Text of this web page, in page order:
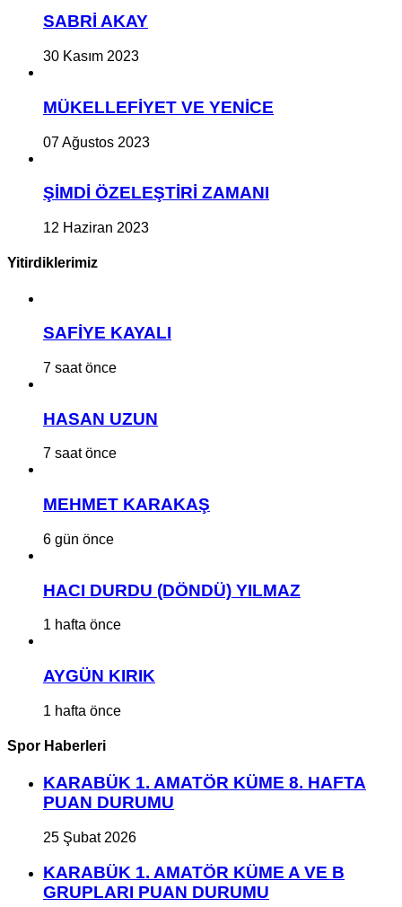
SABRİ AKAY
30 Kasım 2023
MÜKELLEFİYET VE YENİCE
07 Ağustos 2023
ŞİMDİ ÖZELEŞTİRİ ZAMANI
12 Haziran 2023
Yitirdiklerimiz
SAFİYE KAYALI
7 saat önce
HASAN UZUN
7 saat önce
MEHMET KARAKAŞ
6 gün önce
HACI DURDU (DÖNDÜ) YILMAZ
1 hafta önce
AYGÜN KIRIK
1 hafta önce
Spor Haberleri
KARABÜK 1. AMATÖR KÜME 8. HAFTA
PUAN DURUMU
25 Şubat 2026
KARABÜK 1. AMATÖR KÜME A VE B
GRUPLARI PUAN DURUMU